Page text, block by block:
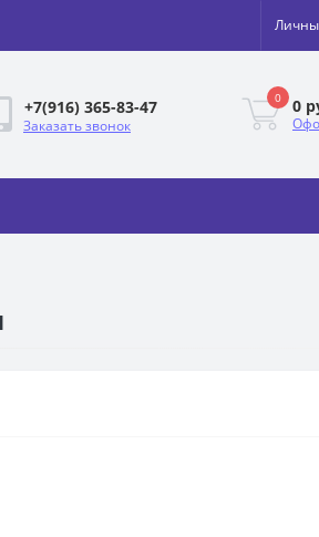
+7(916) 365-83-47
Заказать звонок
0 0